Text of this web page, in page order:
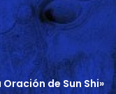
de Sun Shi»